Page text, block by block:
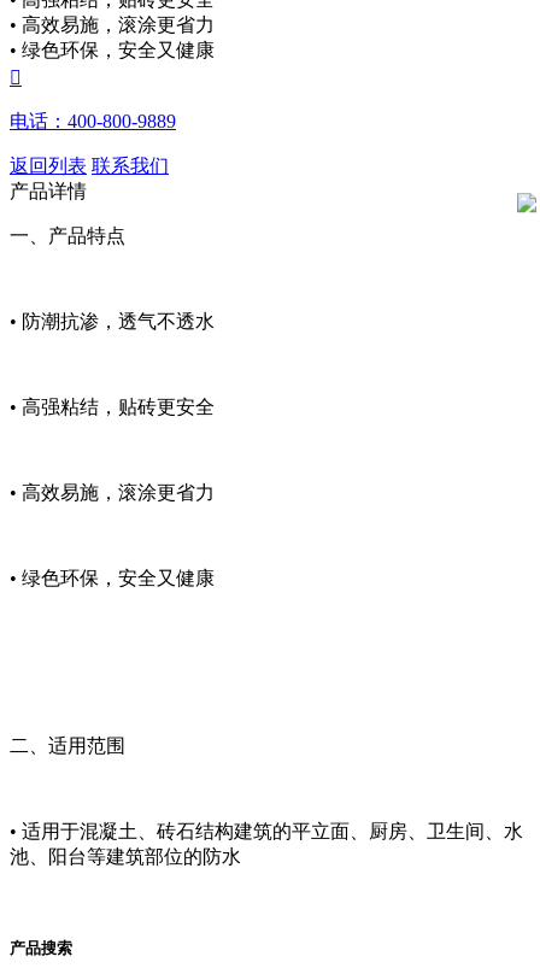
• 高效易施，滚涂更省力
• 绿色环保，安全又健康

电话：400-800-9889
返回列表 联系我们
产品详情
一、产品特点
• 防潮抗渗，透气不透水
• 高强粘结，贴砖更安全
• 高效易施，滚涂更省力
• 绿色环保，安全又健康
二、适用范围
• 适用于混凝土、砖石结构建筑的平立面、厨房、卫生间、水
池、阳台等建筑部位的防水
产品搜索